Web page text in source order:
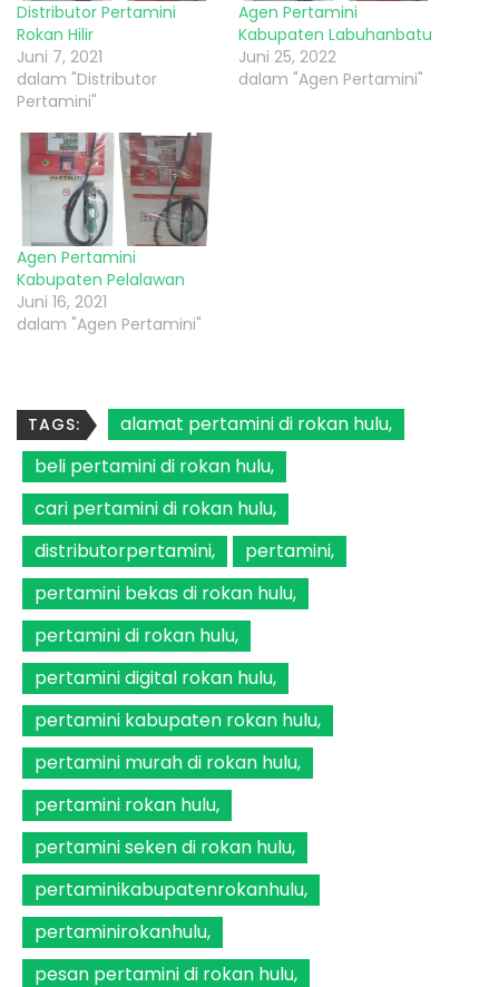
Distributor Pertamini
Rokan Hilir
Juni 7, 2021
dalam "Distributor
Pertamini"
Agen Pertamini
Kabupaten Labuhanbatu
Juni 25, 2022
dalam "Agen Pertamini"
Agen Pertamini
Kabupaten Pelalawan
Juni 16, 2021
dalam "Agen Pertamini"
TAGS:
alamat pertamini di rokan hulu
beli pertamini di rokan hulu
cari pertamini di rokan hulu
distributorpertamini
pertamini
pertamini bekas di rokan hulu
pertamini di rokan hulu
pertamini digital rokan hulu
pertamini kabupaten rokan hulu
pertamini murah di rokan hulu
pertamini rokan hulu
pertamini seken di rokan hulu
pertaminikabupatenrokanhulu
pertaminirokanhulu
pesan pertamini di rokan hulu